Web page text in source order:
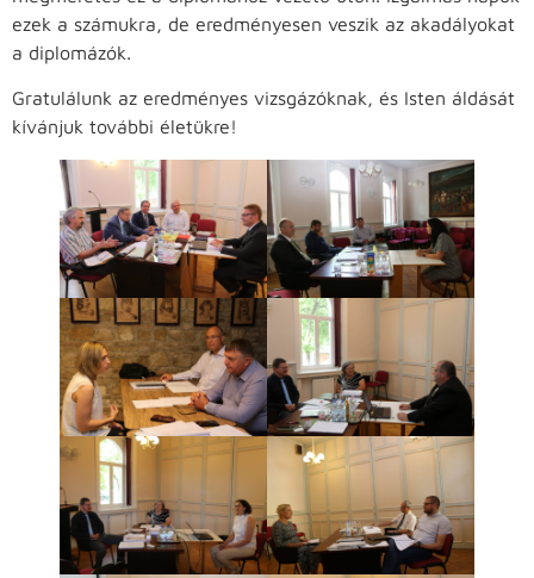
ezek a számukra, de eredményesen veszik az akadályokat
a diplomázók.
Gratulálunk az eredményes vizsgázóknak, és Isten áldását
kívánjuk további életükre!